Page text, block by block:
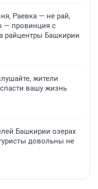
Раевка — не рай,
провинция с
райцентры Башкирии
жители
вашу жизнь
Башкирии озерах
довольны не